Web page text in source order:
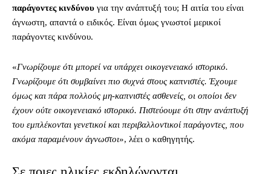
παράγοντες κινδύνου για την ανάπτυξή του; Η αιτία του είναι
άγνωστη, απαντά ο ειδικός. Είναι όμως γνωστοί μερικοί
παράγοντες κινδύνου.
«Γνωρίζουμε ότι μπορεί να υπάρχει οικογενειακό ιστορικό.
Γνωρίζουμε ότι συμβαίνει πιο συχνά στους καπνιστές. Έχουμε
όμως και πάρα πολλούς μη-καπνιστές ασθενείς, οι οποίοι δεν
έχουν ούτε οικογενειακό ιστορικό. Πιστεύουμε ότι στην ανάπτυξή
του εμπλέκονται γενετικοί και περιβαλλοντικοί παράγοντες, που
ακόμα παραμένουν άγνωστοι», λέει ο καθηγητής.